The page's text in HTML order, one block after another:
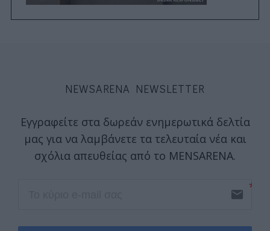
NEWSARENA NEWSLETTER
Εγγραφείτε στα δωρεάν ενημερωτικά δελτία
μας για να λαμβάνετε τα τελευταία νέα και
σχόλια απευθείας από το MENSARENA.
email